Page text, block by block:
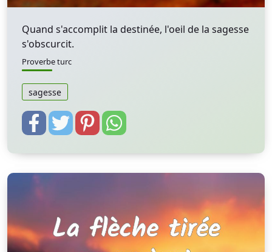
Quand s'accomplit la destinée, l'oeil de la sagesse
s'obscurcit.
Proverbe turc
sagesse